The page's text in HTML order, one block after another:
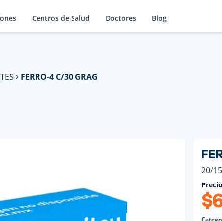
Centros de Salud Doctores Blog
FERRO-4 C/30 GRAG
20/
Precio